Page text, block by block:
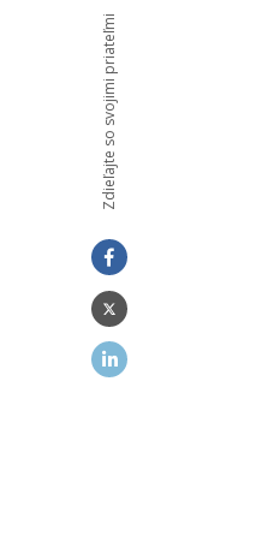
Zdieľajte so svojimi priateľmi